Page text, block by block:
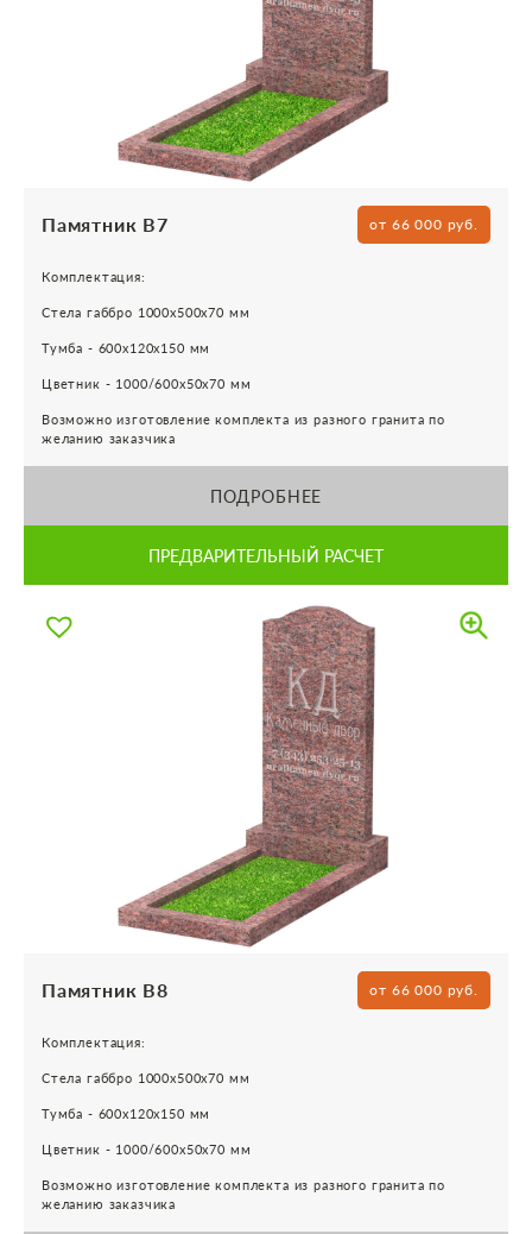
Памятник В7 от 66 000 руб.
Комплектация:
Стела габбро 1000х500х70 мм
Тумба - 600х120х150 мм
Цветник - 1000/600х50х70 мм
Возможно изготовление комплекта из разного гранита по
желанию заказчика
ПОДРОБНЕЕ
ПРЕДВАРИТЕЛЬНЫЙ РАСЧЕТ
Памятник В8 от 66 000 руб.
Комплектация:
Стела габбро 1000х500х70 мм
Тумба - 600х120х150 мм
Цветник - 1000/600х50х70 мм
Возможно изготовление комплекта из разного гранита по
желанию заказчика